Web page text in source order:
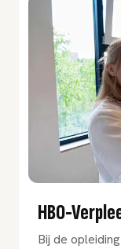
HBO-
Bij de